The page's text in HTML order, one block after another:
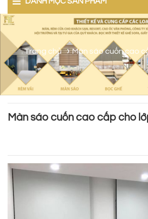
Trang chủ Màn sáo cuốn cao
Màn sáo cuốn cao cấp cho